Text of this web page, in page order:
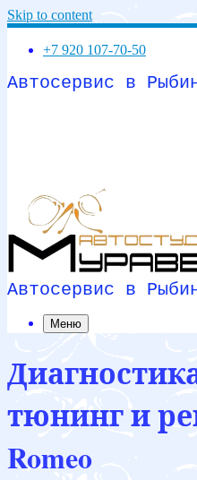
Skip to content
+7 920 107-70-50
Автосервис в
Автосервис в
Меню
тюнинг и
Romeo